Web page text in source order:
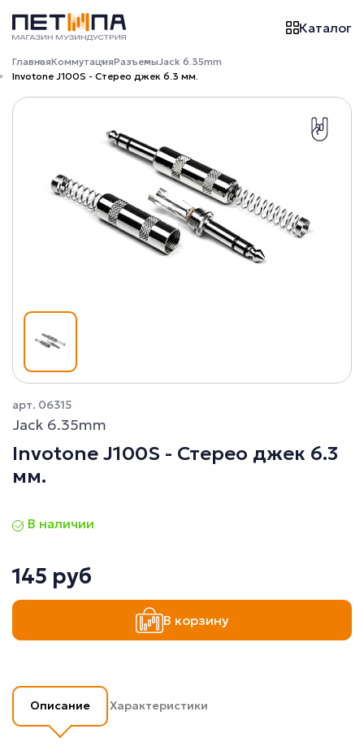
Каталог
ГлавнаяКоммутацияРазъемыJack 6.35mm
Invotone J100S - Стерео джек 6.3 мм.
арт. 06315
Jack 6.35mm
Invotone J100S - Стерео джек 6.3
мм.
В наличии
145 руб
В корзину
Описание Характеристики